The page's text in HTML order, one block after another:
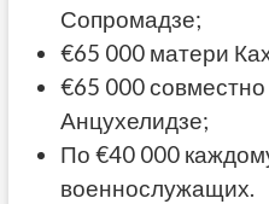
Сопромадзе;
€65 000 матери
€65 000 совместно
Анцухелидзе;
По €40 000
военнослужащих.